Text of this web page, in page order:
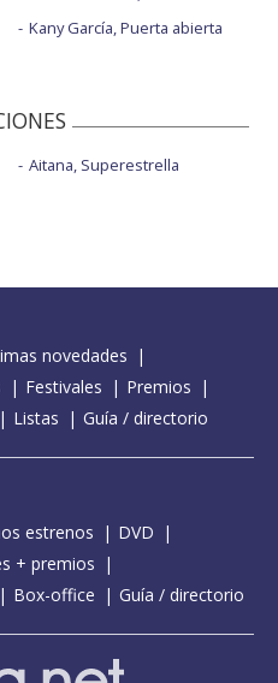
Kany García, Puerta abierta
Aitana, Superestrella
novedades
Festivales
Premios
Listas Guía / directorio
estrenos
DVD
+ premios
Box-office Guía / directorio